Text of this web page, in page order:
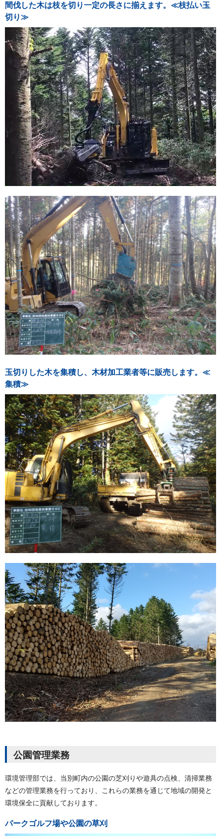
間伐した木は枝を切り一定の長さに揃えます。≪枝払い玉
切り≫
玉切りした木を集積し、木材加工業者等に販売します。≪
集積≫
公園管理業務
環境管理部では、当別町内の公園の芝刈りや遊具の点検、清掃業務
などの管理業務を行っており、これらの業務を通じて地域の開発と
環境保全に貢献しております。
パークゴルフ場や公園の草刈